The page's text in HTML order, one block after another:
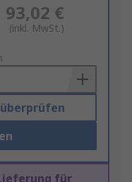
93,02 €
(inkl. MwSt.)
Lieferung für